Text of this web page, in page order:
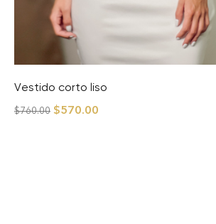
Vestido corto liso
$760.00 $570.00